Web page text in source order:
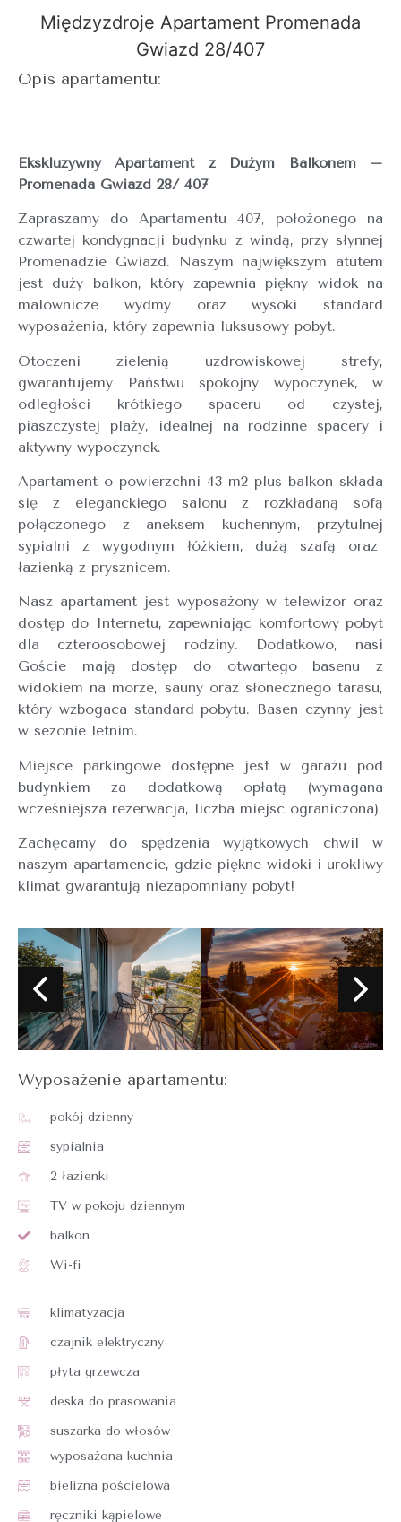
Międzyzdroje Apartament Promenada
Gwiazd 28/407
Opis apartamentu:
Ekskluzywny Apartament z Dużym Balkonem –
Promenada Gwiazd 28/ 407
Zapraszamy do Apartamentu 407, położonego na
czwartej kondygnacji budynku z windą, przy słynnej
Promenadzie Gwiazd. Naszym największym atutem
jest duży balkon, który zapewnia piękny widok na
malownicze wydmy oraz wysoki standard
wyposażenia, który zapewnia luksusowy pobyt.
Otoczeni zielenią uzdrowiskowej strefy,
gwarantujemy Państwu spokojny wypoczynek, w
odległości krótkiego spaceru od czystej,
piaszczystej plaży, idealnej na rodzinne spacery i
aktywny wypoczynek.
Apartament o powierzchni 43 m2 plus balkon składa
się z eleganckiego salonu z rozkładaną sofą
połączonego z aneksem kuchennym, przytulnej
sypialni z wygodnym łóżkiem, dużą szafą oraz
łazienką z prysznicem.
Nasz apartament jest wyposażony w telewizor oraz
dostęp do Internetu, zapewniając komfortowy pobyt
dla czteroosobowej rodziny. Dodatkowo, nasi
Goście mają dostęp do otwartego basenu z
widokiem na morze, sauny oraz słonecznego tarasu,
który wzbogaca standard pobytu. Basen czynny jest
w sezonie letnim.
Miejsce parkingowe dostępne jest w garażu pod
budynkiem za dodatkową opłatą (wymagana
wcześniejsza rezerwacja, liczba miejsc ograniczona).
Zachęcamy do spędzenia wyjątkowych chwil w
naszym apartamencie, gdzie piękne widoki i urokliwy
klimat gwarantują niezapomniany pobyt!
Wyposażenie apartamentu:
pokój dzienny
sypialnia
2 łazienki
TV w pokoju dziennym
balkon
Wi-fi
klimatyzacja
czajnik elektryczny
płyta grzewcza
deska do prasowania
suszarka do włosów
wyposażona kuchnia
bielizna pościelowa
ręczniki kąpielowe